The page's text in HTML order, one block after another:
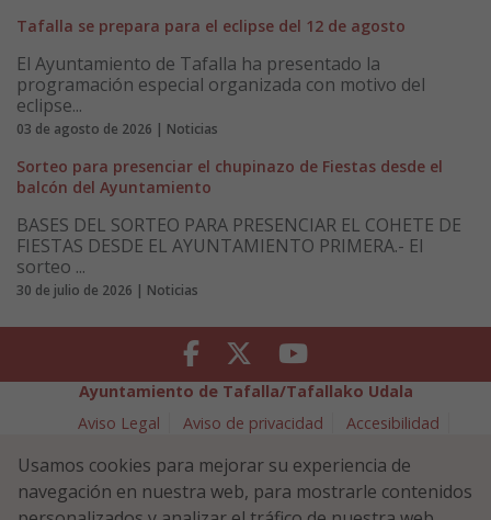
Tafalla se prepara para el eclipse del 12 de agosto
El Ayuntamiento de Tafalla ha presentado la
programación especial organizada con motivo del
eclipse...
03 de agosto de 2026 | Noticias
Sorteo para presenciar el chupinazo de Fiestas desde el
balcón del Ayuntamiento
BASES DEL SORTEO PARA PRESENCIAR EL COHETE DE
FIESTAS DESDE EL AYUNTAMIENTO PRIMERA.- El
sorteo ...
30 de julio de 2026 | Noticias
Facebook Twitter Youtube
Ayuntamiento de Tafalla/Tafallako Udala
Aviso Legal
Aviso de privacidad
Accesibilidad
Política de Seguridad de la Información
Plaza Navarra 5 - 31300 Tafalla (NAVARRA)
948 70 18 11
Usamos cookies para mejorar su experiencia de
navegación en nuestra web, para mostrarle contenidos